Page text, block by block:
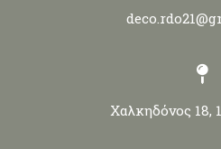
Χαλκηδόνος 18,